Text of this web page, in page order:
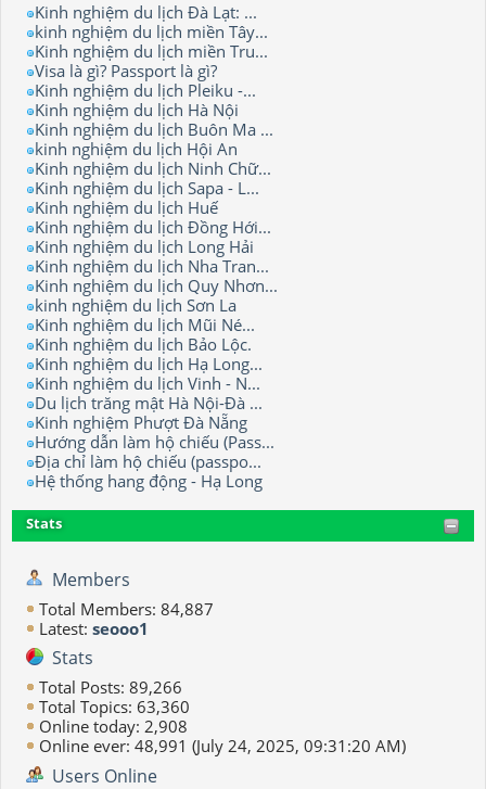
Kinh nghiệm du lịch Đà Lạt: ...
kinh nghiệm du lịch miền Tây...
Kinh nghiệm du lịch miền Tru...
Visa là gì? Passport là gì?
Kinh nghiệm du lịch Pleiku -...
Kinh nghiệm du lịch Hà Nội
Kinh nghiệm du lịch Buôn Ma ...
kinh nghiệm du lịch Hội An
Kinh nghiệm du lịch Ninh Chữ...
Kinh nghiệm du lịch Sapa - L...
Kinh nghiệm du lịch Huế
Kinh nghiệm du lịch Đồng Hới...
Kinh nghiệm du lịch Long Hải
Kinh nghiệm du lịch Nha Tran...
Kinh nghiệm du lịch Quy Nhơn...
kinh nghiệm du lịch Sơn La
Kinh nghiệm du lịch Mũi Né...
Kinh nghiệm du lịch Bảo Lộc.
Kinh nghiệm du lịch Hạ Long...
Kinh nghiệm du lịch Vinh - N...
Du lịch trăng mật Hà Nội-Đà ...
Kinh nghiệm Phượt Đà Nẵng
Hướng dẫn làm hộ chiếu (Pass...
Địa chỉ làm hộ chiếu (passpo...
Hệ thống hang động - Hạ Long
Stats
Members
Total Members: 84,887
Latest: seooo1
Stats
Total Posts: 89,266
Total Topics: 63,360
Online today: 2,908
Online ever: 48,991 (July 24, 2025, 09:31:20 AM)
Users Online